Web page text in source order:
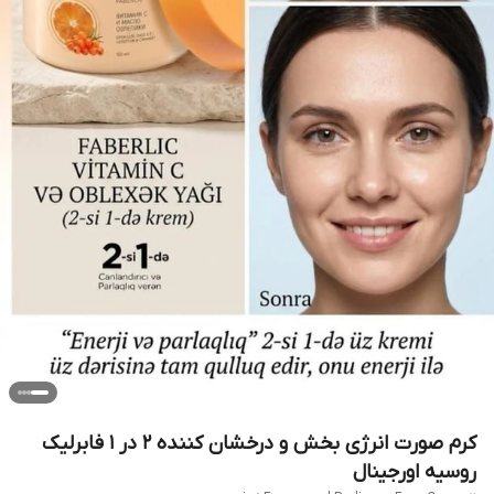
کرم صورت انرژی بخش و درخشان کننده ۲ در ۱ فابرلیک
روسیه اورجینال